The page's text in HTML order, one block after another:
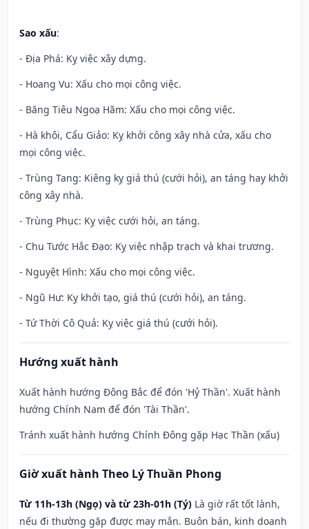
Sao xấu:
- Địa Phá: Kỵ việc xây dựng.
- Hoang Vu: Xấu cho mọi công việc.
- Băng Tiêu Ngoạ Hãm: Xấu cho mọi công việc.
- Hà khôi, Cẩu Giảo: Kỵ khởi công xây nhà cửa, xấu cho
mọi công việc.
- Trùng Tang: Kiêng kỵ giá thú (cưới hỏi), an táng hay khởi
công xây nhà.
- Trùng Phục: Kỵ việc cưới hỏi, an táng.
- Chu Tước Hắc Đạo: Kỵ việc nhập trạch và khai trương.
- Nguyệt Hình: Xấu cho mọi công việc.
- Ngũ Hư: Kỵ khởi tạo, giá thú (cưới hỏi), an táng.
- Tứ Thời Cô Quả: Kỵ việc giá thú (cưới hỏi).
Hướng xuất hành
Xuất hành hướng Đông Bắc để đón 'Hỷ Thần'. Xuất hành
hướng Chính Nam để đón 'Tài Thần'.
Tránh xuất hành hướng Chính Đông gặp Hạc Thần (xấu)
Giờ xuất hành Theo Lý Thuần Phong
Từ 11h-13h (Ngọ) và từ 23h-01h (Tý) Là giờ rất tốt lành,
nếu đi thường gặp được may mắn. Buôn bán, kinh doanh